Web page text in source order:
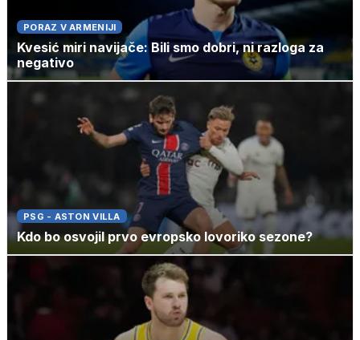
PORAZ V ARMENIJI
Kvesić miri navijače: Bili smo dobri, ni razloga za
negativo
PSG - ASTON VILLA
Kdo bo osvojil prvo evropsko lovoriko sezone?